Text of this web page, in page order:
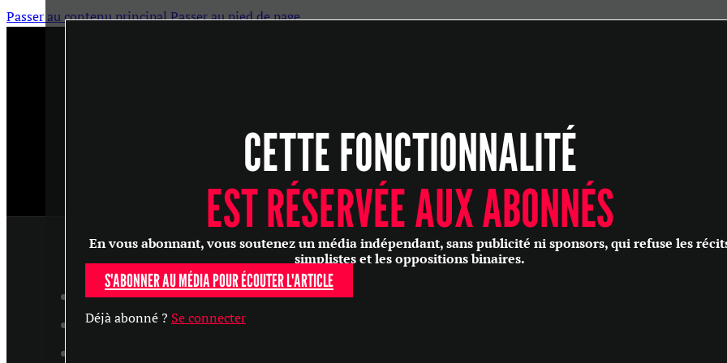
Passer au contenu principalPasser au pied de page
SANTÉ
PHILOSOPHIE
CULTURE
SOCIÉTÉ
ARTICLES
MASTERCLASS
CETTE FONCTIONNALITÉ
EST RÉSERVÉE AUX ABONNÉS
En vous abonnant, vous soutenez un média indépendant, sans publicité ni sponsors, qui refuse les
simplistes et les oppositions binaires.
S'ABONNER AU MÉDIA POUR ÉCOUTER L'ARTICLE
Déjà abonné ? Se connecter